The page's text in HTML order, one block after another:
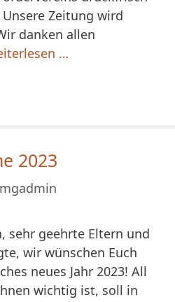
Zeitung wird
danken allen
…
2023
sehr geehrte Eltern und
wir wünschen Euch
neues Jahr 2023! All
wichtig ist, soll in